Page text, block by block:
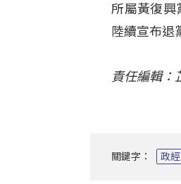
所屬黃復興
陸續宣布退
責任編輯：
關鍵字： 政經